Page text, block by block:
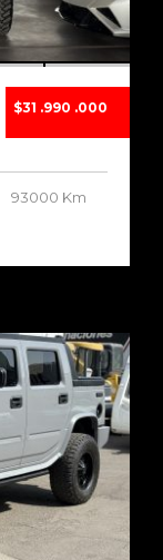
$31 .990 .000
93000 Km